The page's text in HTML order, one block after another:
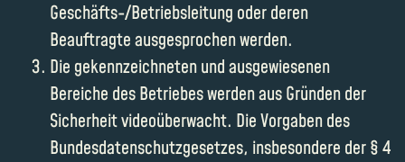
Geschäfts-/Betriebsleitung oder deren
Beauftragte ausgesprochen werden.
Die gekennzeichneten und ausgewiesenen
Bereiche des Betriebes werden aus Gründen der
Sicherheit videoüberwacht. Die Vorgaben des
Bundesdatenschutzgesetzes, insbesondere der § 4